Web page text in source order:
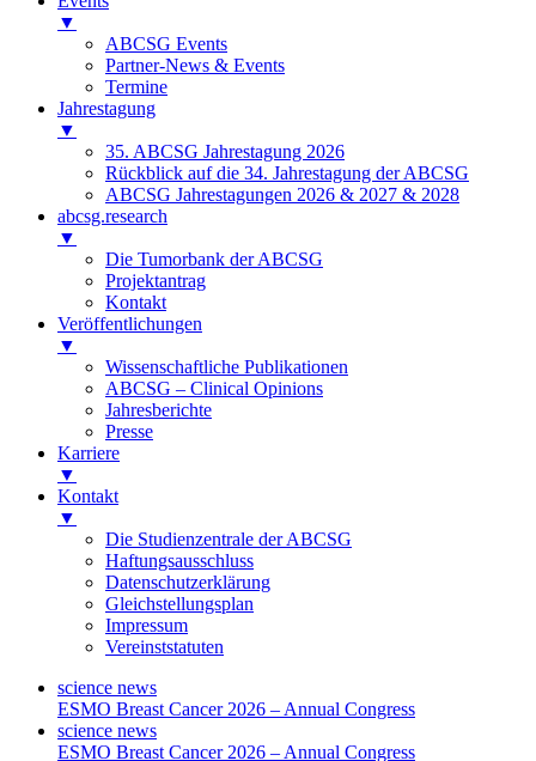
▼
ABCSG Events
Partner-News & Events
Termine
Jahrestagung
▼
35. ABCSG Jahrestagung 2026
Rückblick auf die 34. Jahrestagung der ABCSG
ABCSG Jahrestagungen 2026 & 2027 & 2028
abcsg.research
▼
Die Tumorbank der ABCSG
Projektantrag
Kontakt
Veröffentlichungen
▼
Wissenschaftliche Publikationen
ABCSG – Clinical Opinions
Jahresberichte
Presse
Karriere
▼
Kontakt
▼
Die Studienzentrale der ABCSG
Haftungsausschluss
Datenschutzerklärung
Gleichstellungsplan
Impressum
Vereinststatuten
science news
ESMO Breast Cancer 2026 – Annual Congress
science news
ESMO Breast Cancer 2026 – Annual Congress